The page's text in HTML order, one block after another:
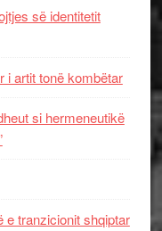
së identitetit
i artit tonë kombëtar
si hermeneutikë
e tranzicionit shqiptar